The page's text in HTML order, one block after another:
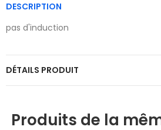
DESCRIPTION
pas d'induction
DÉTAILS PRODUIT
Produits de la